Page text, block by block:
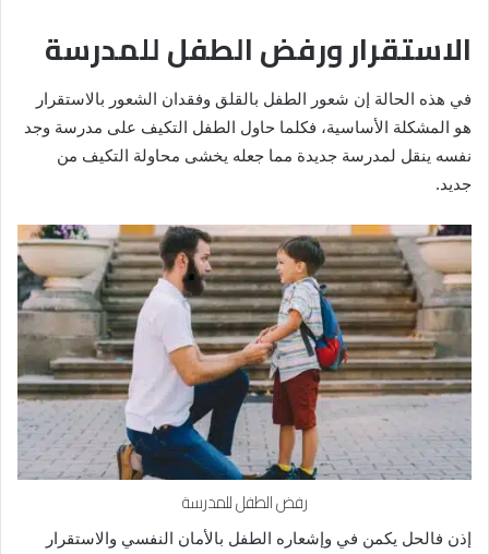
الاستقرار ورفض الطفل للمدرسة
في هذه الحالة إن شعور الطفل بالقلق وفقدان الشعور بالاستقرار
هو المشكلة الأساسية، فكلما حاول الطفل التكيف على مدرسة وجد
نفسه ينقل لمدرسة جديدة مما جعله يخشى محاولة التكيف من
جديد.
رفض الطفل للمدرسة
إذن فالحل يكمن في وإشعاره الطفل بالأمان النفسي والاستقرار